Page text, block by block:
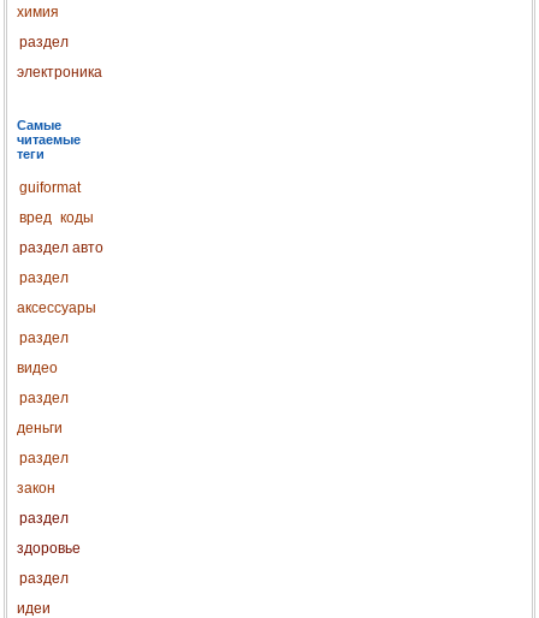
химия
раздел
электроника
Самые
читаемые
теги
guiformat
вред коды
раздел авто
раздел
аксессуары
раздел
видео
раздел
деньги
раздел
закон
раздел
здоровье
раздел
идеи